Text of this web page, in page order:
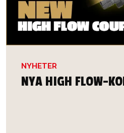
NYHETER
NYA HIGH FLOW-